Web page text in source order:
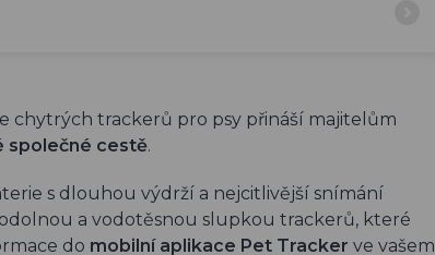
chytrých trackerů pro psy přináší majitelům
společné cestě.
s dlouhou výdrží a nejcitlivější snímání
a vodotěsnou slupkou trackerů, které
do mobilní aplikace Pet Tracker ve vašem